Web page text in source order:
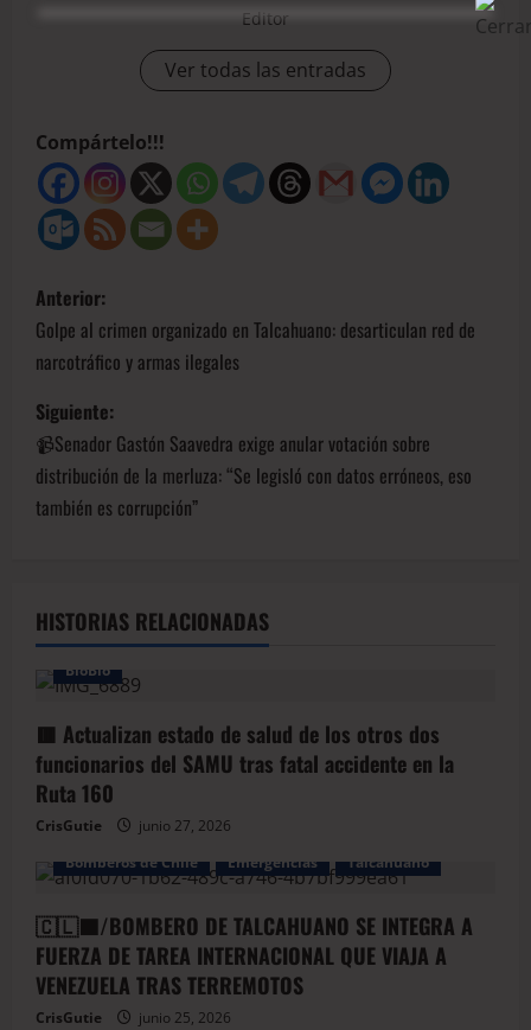
Editor
Ver todas las entradas
Compártelo!!!
Anterior:
Golpe al crimen organizado en Talcahuano: desarticulan red de
narcotráfico y armas ilegales
Siguiente:
📹Senador Gastón Saavedra exige anular votación sobre
distribución de la merluza: “Se legisló con datos erróneos, eso
también es corrupción”
HISTORIAS RELACIONADAS
BioBio
🟥 Actualizan estado de salud de los otros dos
funcionarios del SAMU tras fatal accidente en la
Ruta 160
CrisGutie
junio 27, 2026
Bomberos de Chile
Emergencias Talcahuano
🇨🇱🟦/BOMBERO DE TALCAHUANO SE INTEGRA A
FUERZA DE TAREA INTERNACIONAL QUE VIAJA A
VENEZUELA TRAS TERREMOTOS
CrisGutie
junio 25, 2026